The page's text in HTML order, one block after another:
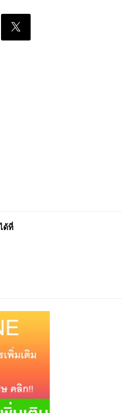
ด้ที่